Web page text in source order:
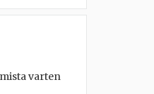
varten